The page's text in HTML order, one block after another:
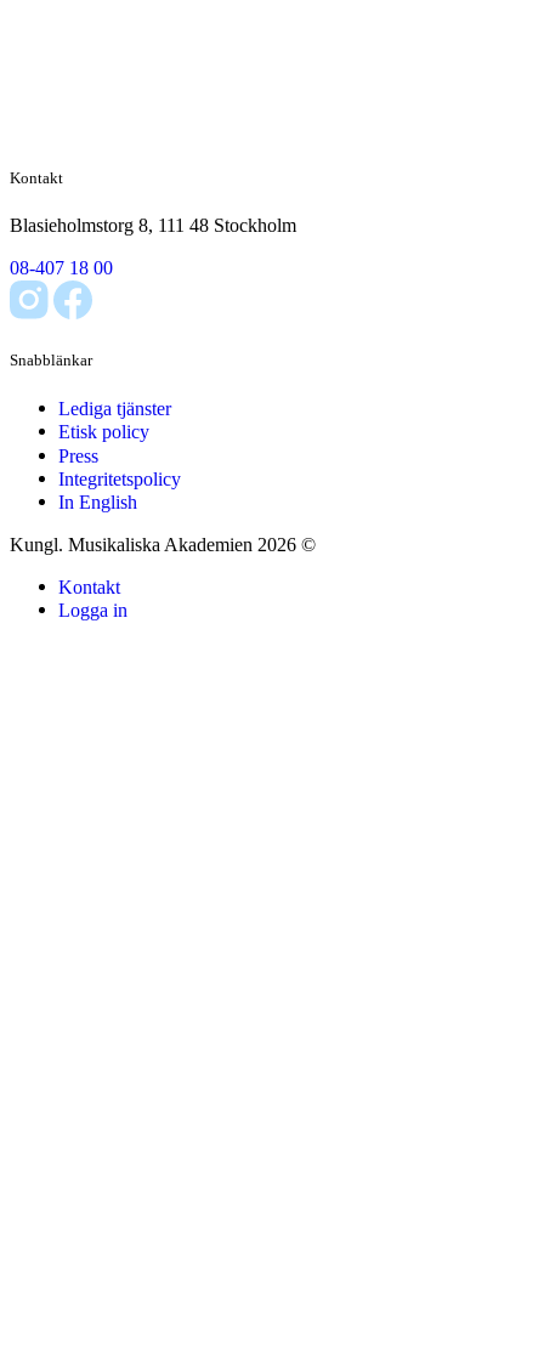
Kontakt
Blasieholmstorg 8, 111 48 Stockholm
08-407 18 00
Snabblänkar
Lediga tjänster
Etisk policy
Press
Integritetspolicy
In English
Kungl. Musikaliska Akademien 2026 ©
Kontakt
Logga in